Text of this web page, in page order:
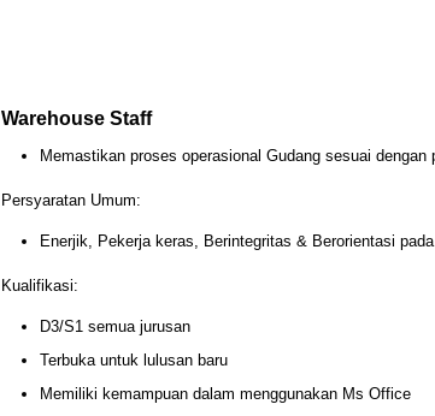
Warehouse Staff
Memastikan proses operasional Gudang sesuai dengan
Persyaratan Umum:
Enerjik, Pekerja keras, Berintegritas & Berorientasi
Kualifikasi:
D3/S1 semua jurusan
Terbuka untuk lulusan baru
Memiliki kemampuan dalam menggunakan Ms Office